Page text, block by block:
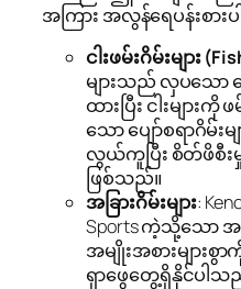
အကြား အလွန်ရေပန်းစား
ငါးဖမ်းဂိမ်းများ
များသည် လှပသော
ထားပြီး ငါးများ
သော ပျော်စရာဂိမ်း
လွယ်ကူပြီး စိတ်ဖိစီး
ဖြစ်သည်။
အခြားဂိမ်းများ:
Sports ကဲ့သို့သော အ
အမျိုးအစားများစွ
ရှာဖွေတွေ့ရှိနိုင်ပါသ